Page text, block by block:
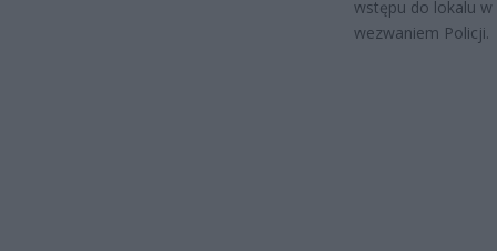
wstępu do lokalu
wezwaniem Policji.